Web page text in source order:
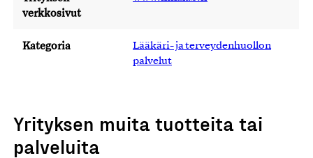
verkkosivut
Kategoria
Lääkäri- ja terveydenhuollon
palvelut
Yrityksen muita tuotteita tai
palveluita